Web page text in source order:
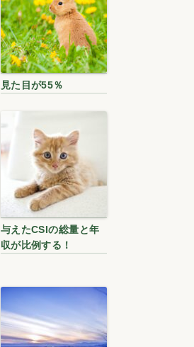
見た目が55％
与えたCSIの総量と年
収が比例する！